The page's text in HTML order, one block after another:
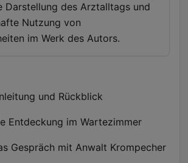
Darstellung des Arztalltags und
Nutzung von
im Werk des Autors.
und Rückblick
Entdeckung im Wartezimmer
Gespräch mit Anwalt Krompecher